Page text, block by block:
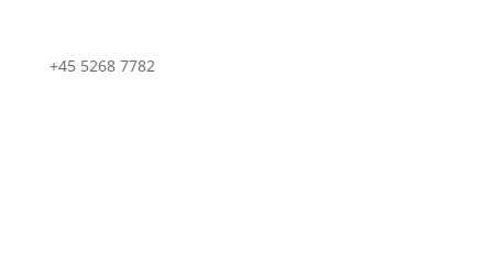
+45 5268 7782